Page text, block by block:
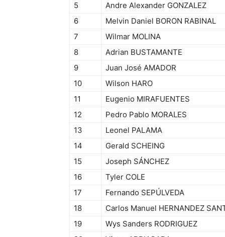
5
Andre Alexander GONZALEZ
6
Melvin Daniel BORON RABINAL
7
Wilmar MOLINA
8
Adrian BUSTAMANTE
9
Juan José AMADOR
10
Wilson HARO
11
Eugenio MIRAFUENTES
12
Pedro Pablo MORALES
13
Leonel PALAMA
14
Gerald SCHEING
15
Joseph SÁNCHEZ
16
Tyler COLE
17
Fernando SEPÚLVEDA
18
Carlos Manuel HERNANDEZ
19
Wys Sanders RODRIGUEZ